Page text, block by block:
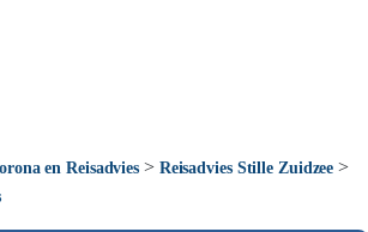
en Reisadvies > Reisadvies Stille Zuidzee >